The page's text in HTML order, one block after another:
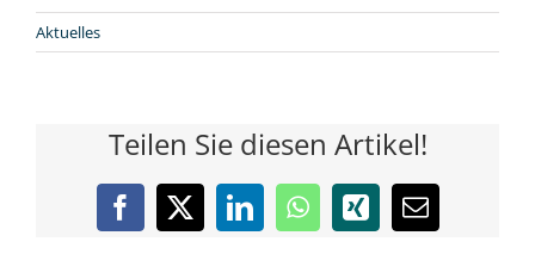
Aktuelles
Teilen Sie diesen Artikel!
Facebook
X LinkedInWhatsApp
Xing E-